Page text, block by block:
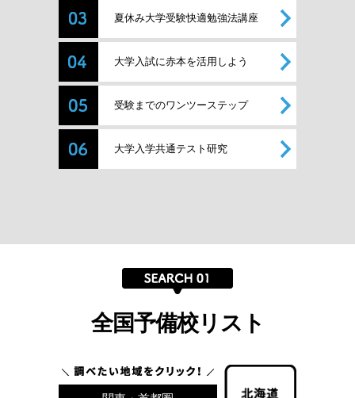
夏休み大学受験快適勉強法講座
大学入試に赤本を活用しよう
受験までのワンツーステップ
大学入学共通テスト研究
全国予備校リスト